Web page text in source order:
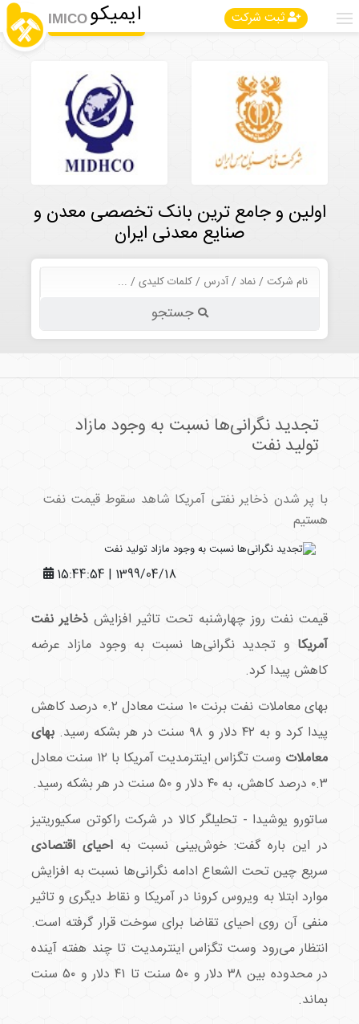
ثبت شرکت ایمیکو IMICO
اولین و جامع ترین بانک تخصصی معدن و
صنایع معدنی ایران
جستجو
تجدید نگرانی‌ها نسبت به وجود مازاد
تولید نفت
با پر شدن ذخایر نفتی آمریکا شاهد سقوط قیمت نفت
هستیم
1399/04/18 | 15:44:54
قیمت نفت روز چهارشنبه تحت تاثیر افزایشذخایر نفت
آمریکا و تجدید نگرانی‌ها نسبت به وجود مازاد عرضه
کاهش پیدا کرد.
بهای معاملات نفت برنت ۱۰ سنت معادل ۰.۲ درصد کاهش
پیدا کرد و به ۴۲ دلار و ۹۸ سنت در هر بشکه رسید.
بهای
معاملات
وست تگزاس اینترمدیت آمریکا با ۱۲ سنت معادل
۰.۳ درصد کاهش، به ۴۰ دلار و ۵۰ سنت در هر بشکه رسید.
ساتورو یوشیدا - تحلیلگر کالا در شرکت راکوتن سکیوریتیز
در این باره گفت: خوش‌بینی نسبت بهاحیای اقتصادی
سریع چین تحت الشعاع ادامه نگرانی‌ها نسبت به افزایش
موارد ابتلا به ویروس کرونا در آمریکا و نقاط دیگری و تاثیر
منفی آن روی احیای تقاضا برای سوخت قرار گرفته است.
انتظار می‌رود وست تگزاس اینترمدیت تا چند هفته آینده
در محدوده بین ۳۸ دلار و ۵۰ سنت تا ۴۱ دلار و ۵۰ سنت
بماند.